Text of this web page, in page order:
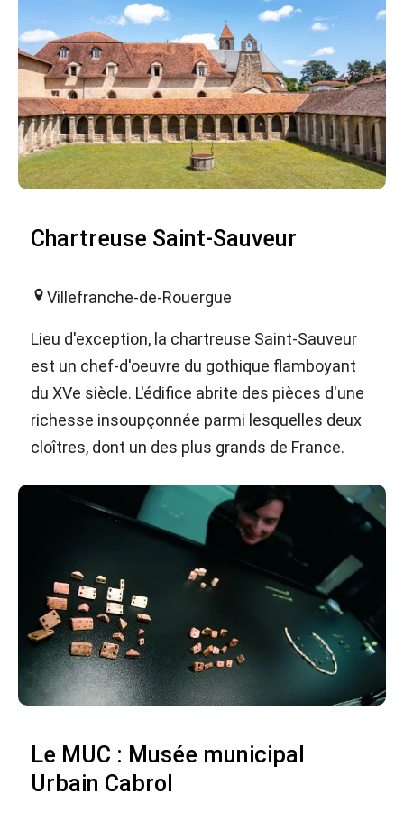
Chartreuse Saint-Sauveur
Villefranche-de-Rouergue
Lieu d'exception, la chartreuse Saint-Sauveur
est un chef-d'oeuvre du gothique flamboyant
du XVe siècle. L'édifice abrite des pièces d'une
richesse insoupçonnée parmi lesquelles deux
cloîtres, dont un des plus grands de France.
Le MUC : Musée municipal
Urbain Cabrol